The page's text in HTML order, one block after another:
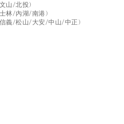
山/北投）
林/內湖/南港）
義/松山/大安/中山/中正）